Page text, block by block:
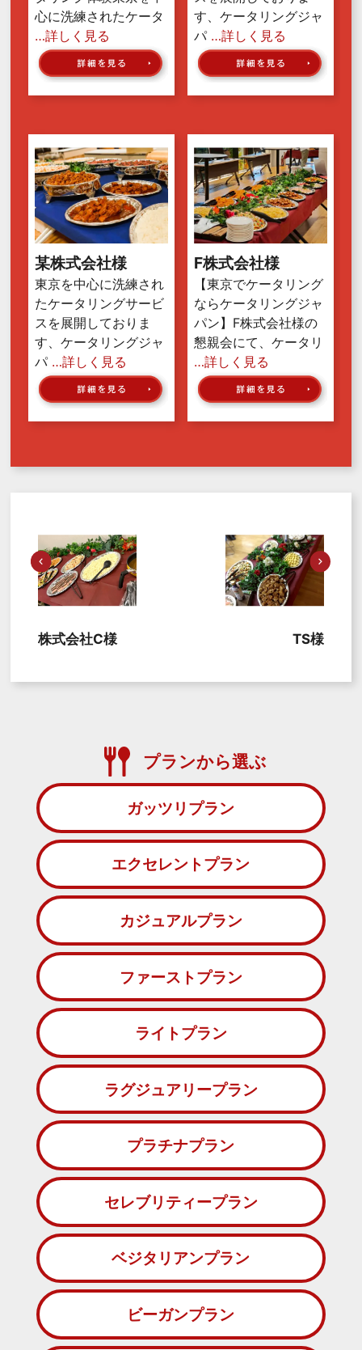
心に洗練されたケータ
…詳しく見る
す、ケータリングジャ
パ …詳しく見る
某株式会社様
東京を中心に洗練され
たケータリングサービ
スを展開しておりま
す、ケータリングジャ
パ …詳しく見る
F株式会社様
【東京でケータリング
ならケータリングジャ
パン】F株式会社様の
懇親会にて、ケータリ
…詳しく見る
株式会社C様 TS様
プランから選ぶ
ガッツリプラン
エクセレントプラン
カジュアルプラン
ファーストプラン
ライトプラン
ラグジュアリープラン
プラチナプラン
セレブリティープラン
ベジタリアンプラン
ビーガンプラン